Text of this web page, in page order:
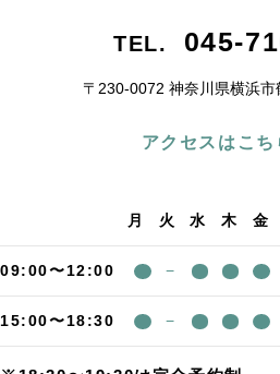
TEL. 045-
〒230-0072 神奈川県横浜
アクセスはこち
月 火 水 木 金
09:00〜12:00 −
15:00〜18:30 −